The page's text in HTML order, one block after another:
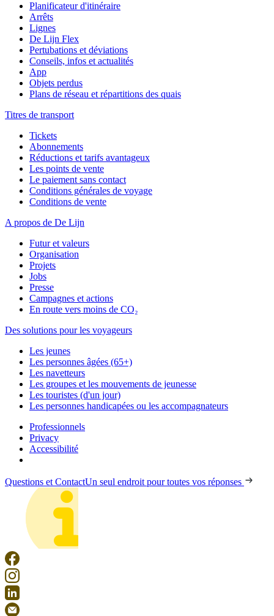
Planificateur d'itinéraire
Arrêts
Lignes
De Lijn Flex
Pertubations et déviations
Conseils, infos et actualités
App
Objets perdus
Plans de réseau et répartitions des quais
Titres de transport
Tickets
Abonnements
Réductions et tarifs avantageux
Les points de vente
Le paiement sans contact
Conditions générales de voyage
Conditions de vente
A propos de De Lijn
Futur et valeurs
Organisation
Projets
Jobs
Presse
Campagnes et actions
En route vers moins de CO₂
Des solutions pour les voyageurs
Les jeunes
Les personnes âgées (65+)
Les navetteurs
Les groupes et les mouvements de jeunesse
Les touristes (d'un jour)
Les personnes handicapées ou les accompagnateurs
Professionnels
Privacy
Accessibilité
Questions et ContactUn seul endroit pour toutes vos réponses